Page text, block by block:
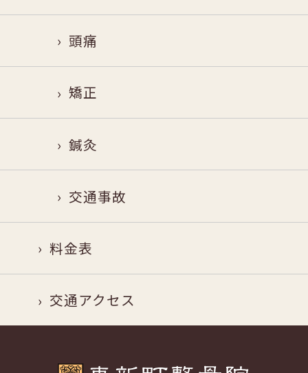
頭痛
矯正
鍼灸
交通事故
料金表
交通アクセス